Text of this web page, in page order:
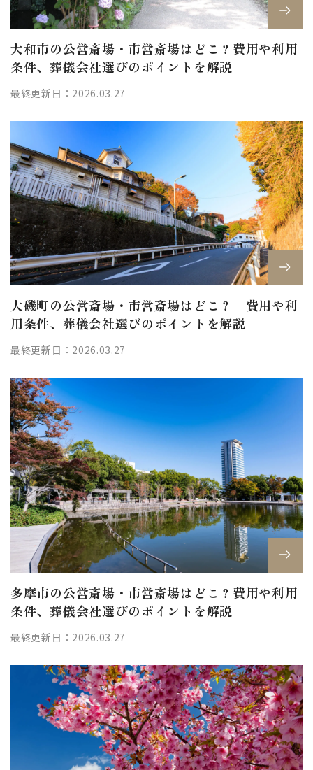
大和市の公営斎場・市営斎場はどこ？費用や利用
条件、葬儀会社選びのポイントを解説
最終更新日：2026.03.27
大磯町の公営斎場・市営斎場はどこ？ 費用や利
用条件、葬儀会社選びのポイントを解説
最終更新日：2026.03.27
多摩市の公営斎場・市営斎場はどこ？費用や利用
条件、葬儀会社選びのポイントを解説
最終更新日：2026.03.27